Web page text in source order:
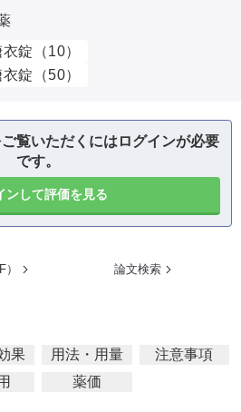
錠（10）
錠（50）
覧いただくにはログインが必要
です。
ンして評価を見る
論文検索
果 用法・用量
注意事項
薬価